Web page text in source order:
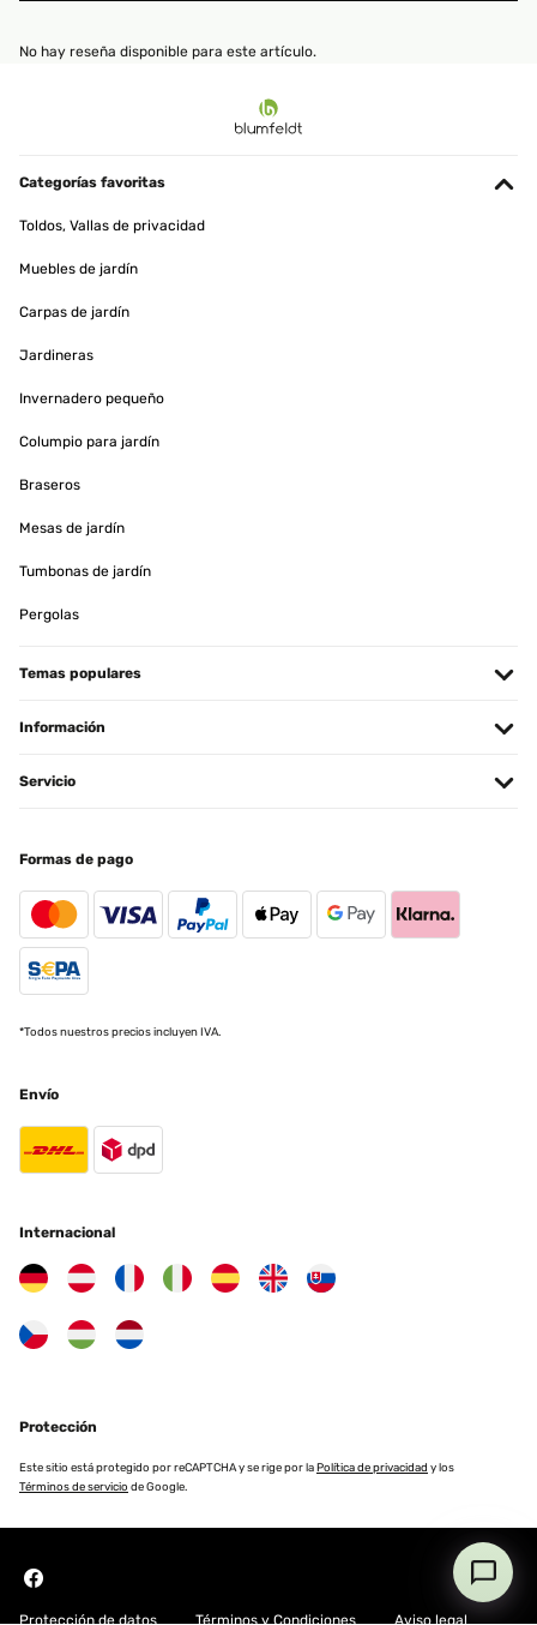
No hay reseña disponible para este artículo.
Categorías favoritas
Toldos, Vallas de privacidad
Muebles de jardín
Carpas de jardín
Jardineras
Invernadero pequeño
Columpio para jardín
Braseros
Mesas de jardín
Tumbonas de jardín
Pergolas
Temas populares
Información
Servicio
Formas de pago
*Todos nuestros precios incluyen IVA.
Envío
Internacional
Protección
Este sitio está protegido por reCAPTCHA y se rige por laPolítica de privacidad y los
Términos de servicio de Google.
Protección de datos Términos y Condiciones Aviso legal